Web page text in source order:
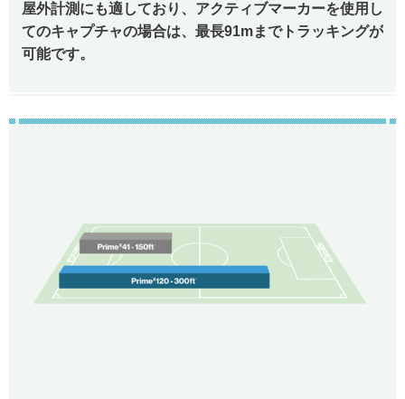
屋外計測にも適しており、アクティブマーカーを使用し
てのキャプチャの場合は、最長91mまでトラッキングが
可能です。